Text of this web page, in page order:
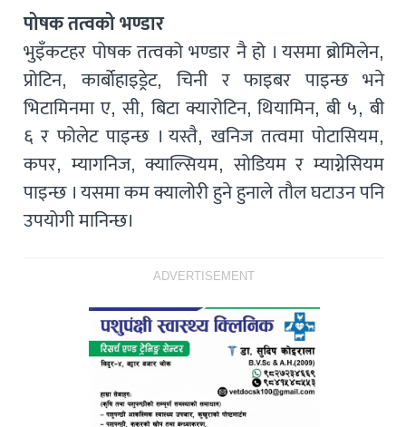
पोषक तत्वको भण्डार
भुइँकटहर पोषक तत्वको भण्डार नै हो । यसमा ब्रोमिलेन,
प्रोटिन, कार्बोहाइड्रेट, चिनी र फाइबर पाइन्छ भने
भिटामिनमा ए, सी, बिटा क्यारोटिन, थियामिन, बी ५, बी
६ र फोलेट पाइन्छ । यस्तै, खनिज तत्वमा पोटासियम,
कपर, म्यागनिज, क्याल्सियम, सोडियम र म्याग्नेसियम
पाइन्छ । यसमा कम क्यालोरी हुने हुनाले तौल घटाउन पनि
उपयोगी मानिन्छ।
ADVERTISEMENT